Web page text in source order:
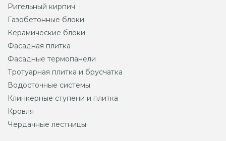
Ригельный кирпич
Газобетонные блоки
Керамические блоки
Фасадная плитка
Фасадные термопанели
Тротуарная плитка и брусчатка
Водосточные системы
Клинкерные ступени и плитка
Кровля
Чердачные лестницы